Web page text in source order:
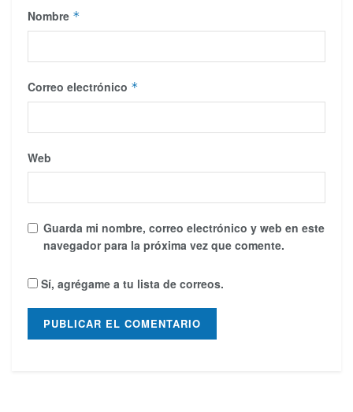
Nombre *
Correo electrónico *
Web
Guarda mi nombre, correo electrónico y web en este
navegador para la próxima vez que comente.
Sí, agrégame a tu lista de correos.